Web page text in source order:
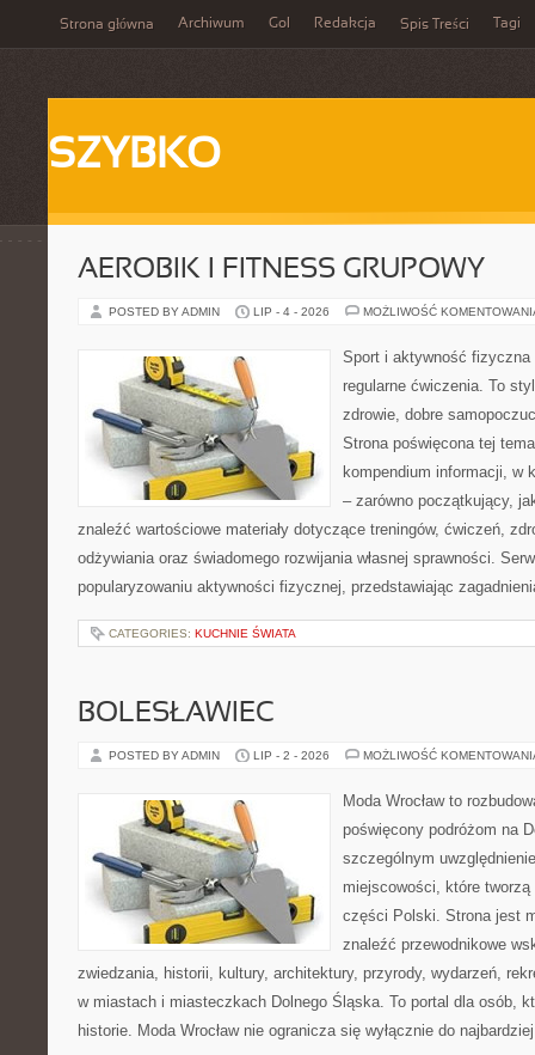
Strona główna Archiwum Gol Redakcja Spis Treści Tagi
SZYBKO
AEROBIK I FITNESS GRUPOWY
POSTED BY ADMIN LIP - 4 - 2026 MOŻLIWOŚĆ
Sport i aktywność
regularne ćwiczenia. To
zdrowie, dobre
Strona poświęcona tej
kompendium informacji, w
– zarówno początkujący,
znaleźć wartościowe materiały dotyczące treningów, ćwiczeń,
odżywiania oraz świadomego rozwijania własnej sprawności.
popularyzowaniu aktywności fizycznej, przedstawiając
CATEGORIES: KUCHNIE ŚWIATA
BOLESŁAWIEC
POSTED BY ADMIN LIP - 2 - 2026 MOŻLIWOŚĆ
Moda Wrocław to
poświęcony podróżom na
szczególnym
miejscowości, które
części Polski. Strona jest
znaleźć przewodnikowe
zwiedzania, historii, kultury, architektury, przyrody, wydarzeń,
w miastach i miasteczkach Dolnego Śląska. To portal dla osób,
historie. Moda Wrocław nie ogranicza się wyłącznie do